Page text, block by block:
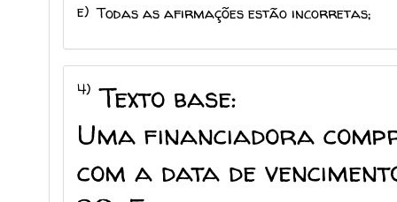
e) Todas as afirmações estão incorretas;
4) Texto base:
Uma financiadora
com a data de